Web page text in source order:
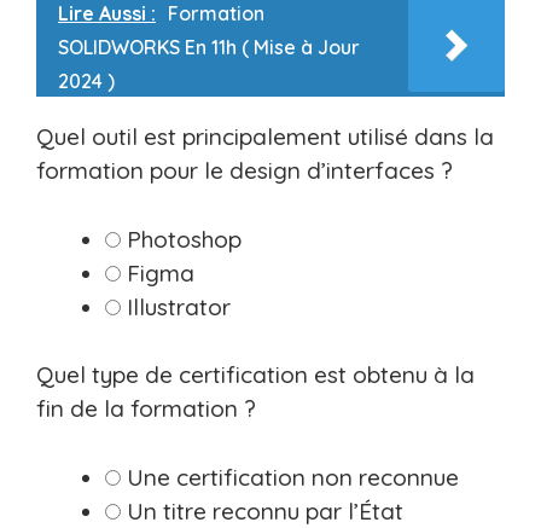
Lire Aussi : Formation
SOLIDWORKS En 11h ( Mise à Jour
2024 )
Quel outil est principalement utilisé dans la
formation pour le design d’interfaces ?
Photoshop
Figma
Illustrator
Quel type de certification est obtenu à la
fin de la formation ?
Une certification non reconnue
Un titre reconnu par l’État